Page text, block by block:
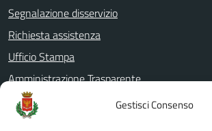
Gestisci Consenso
Segnalazione disservizio
Richiesta assistenza
Ufficio Stampa
Amministrazione Trasparente
Albo pretorio
Informativa privacy